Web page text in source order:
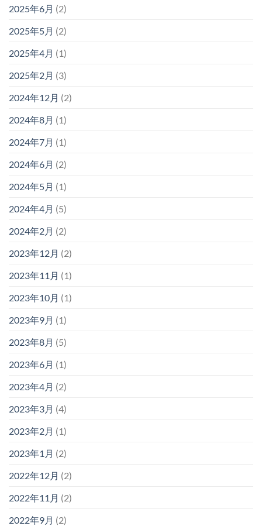
2025年6月 (2)
2025年5月 (2)
2025年4月 (1)
2025年2月 (3)
2024年12月 (2)
2024年8月 (1)
2024年7月 (1)
2024年6月 (2)
2024年5月 (1)
2024年4月 (5)
2024年2月 (2)
2023年12月 (2)
2023年11月 (1)
2023年10月 (1)
2023年9月 (1)
2023年8月 (5)
2023年6月 (1)
2023年4月 (2)
2023年3月 (4)
2023年2月 (1)
2023年1月 (2)
2022年12月 (2)
2022年11月 (2)
2022年9月 (2)